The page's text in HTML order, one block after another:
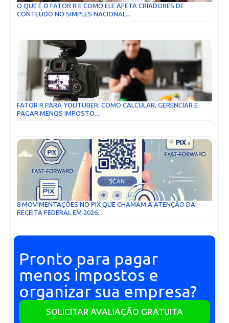
O QUE É O FATOR R E COMO ELE AFETA CRIADORES DE
CONTEÚDO NO SIMPLES NACIONAL...
FATOR R PARA YOUTUBER: COMO CALCULAR, GERENCIAR E
PAGAR MENOS IMPOSTO...
8 MOVIMENTAÇÕES NO PIX QUE CHAMAM A ATENÇÃO DA
RECEITA FEDERAL EM 2026...
Pronto para pagar
menos impostos e
organizar sua empresa?
SOLICITAR AVALIAÇÃO GRATUITA